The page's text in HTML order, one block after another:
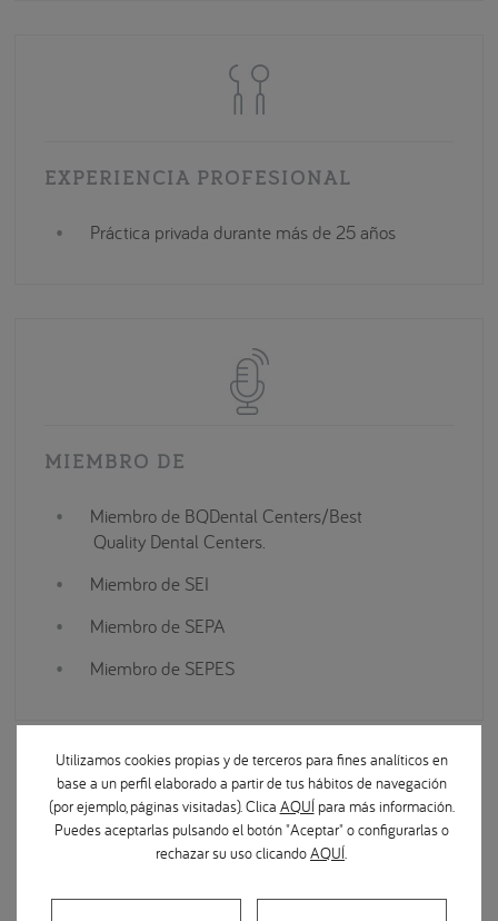
EXPERIENCIA PROFESIONAL
Práctica privada durante más de 25 años
MIEMBRO DE
Miembro de BQDental Centers/Best
Quality Dental Centers.
Miembro de SEI
Miembro de SEPA
Miembro de SEPES
Doctor de confianza
Utilizamos cookies propias y de terceros para fines analíticos en
base a un perfil elaborado a partir de tus hábitos de navegación
(por ejemplo, páginas visitadas). Clica AQUÍpara más información.
Puedes aceptarlas pulsando el botón "Aceptar" o configurarlas o
rechazar su uso clicandoAQUÍ